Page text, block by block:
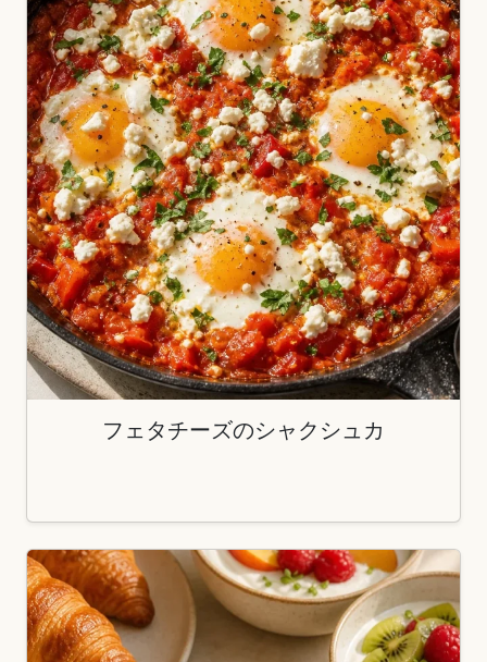
フェタチーズのシャクシュカ